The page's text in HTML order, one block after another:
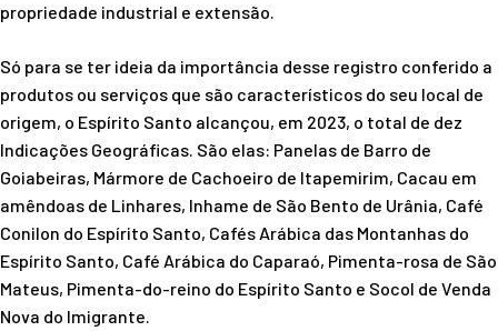
propriedade industrial e extensão.
Só para se ter ideia da importância desse registro conferido a
produtos ou serviços que são característicos do seu local de
origem, o Espírito Santo alcançou, em 2023, o total de dez
Indicações Geográficas. São elas: Panelas de Barro de
Goiabeiras, Mármore de Cachoeiro de Itapemirim, Cacau em
amêndoas de Linhares, Inhame de São Bento de Urânia, Café
Conilon do Espírito Santo, Cafés Arábica das Montanhas do
Espírito Santo, Café Arábica do Caparaó, Pimenta-rosa de São
Mateus, Pimenta-do-reino do Espírito Santo e Socol de Venda
Nova do Imigrante.